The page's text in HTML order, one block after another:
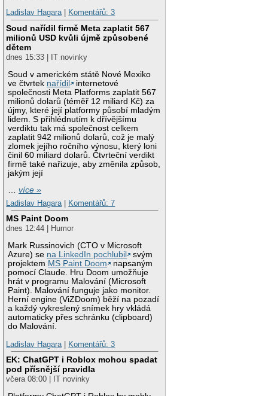
Ladislav Hagara| Komentářů: 3
Soud nařídil firmě Meta zaplatit 567
milionů USD kvůli újmě způsobené
dětem
dnes 15:33 | IT novinky
Soud v americkém státě Nové Mexiko
ve čtvrtek nařídil
internetové
společnosti Meta Platforms zaplatit 567
milionů dolarů (téměř 12 miliard Kč) za
újmy, které její platformy působí mladým
lidem. S přihlédnutím k dřívějšímu
verdiktu tak má společnost celkem
zaplatit 942 milionů dolarů, což je malý
zlomek jejího ročního výnosu, který loni
činil 60 miliard dolarů. Čtvrteční verdikt
firmě také nařizuje, aby změnila způsob,
jakým její
…více »
Ladislav Hagara
Komentářů: 7
MS Paint Doom
dnes 12:44 | Humor
Mark Russinovich (CTO v Microsoft
Azure) se na LinkedIn pochlubil
svým
projektem MS Paint Doom
napsaným
pomocí Claude. Hru Doom umožňuje
hrát v programu Malování (Microsoft
Paint). Malování funguje jako monitor.
Herní engine (ViZDoom) běží na pozadí
a každý vykreslený snímek hry vkládá
automaticky přes schránku (clipboard)
do Malování.
Ladislav Hagara
Komentářů: 3
EK: ChatGPT i Roblox mohou spadat
pod přísnější pravidla
včera 08:00 | IT novinky